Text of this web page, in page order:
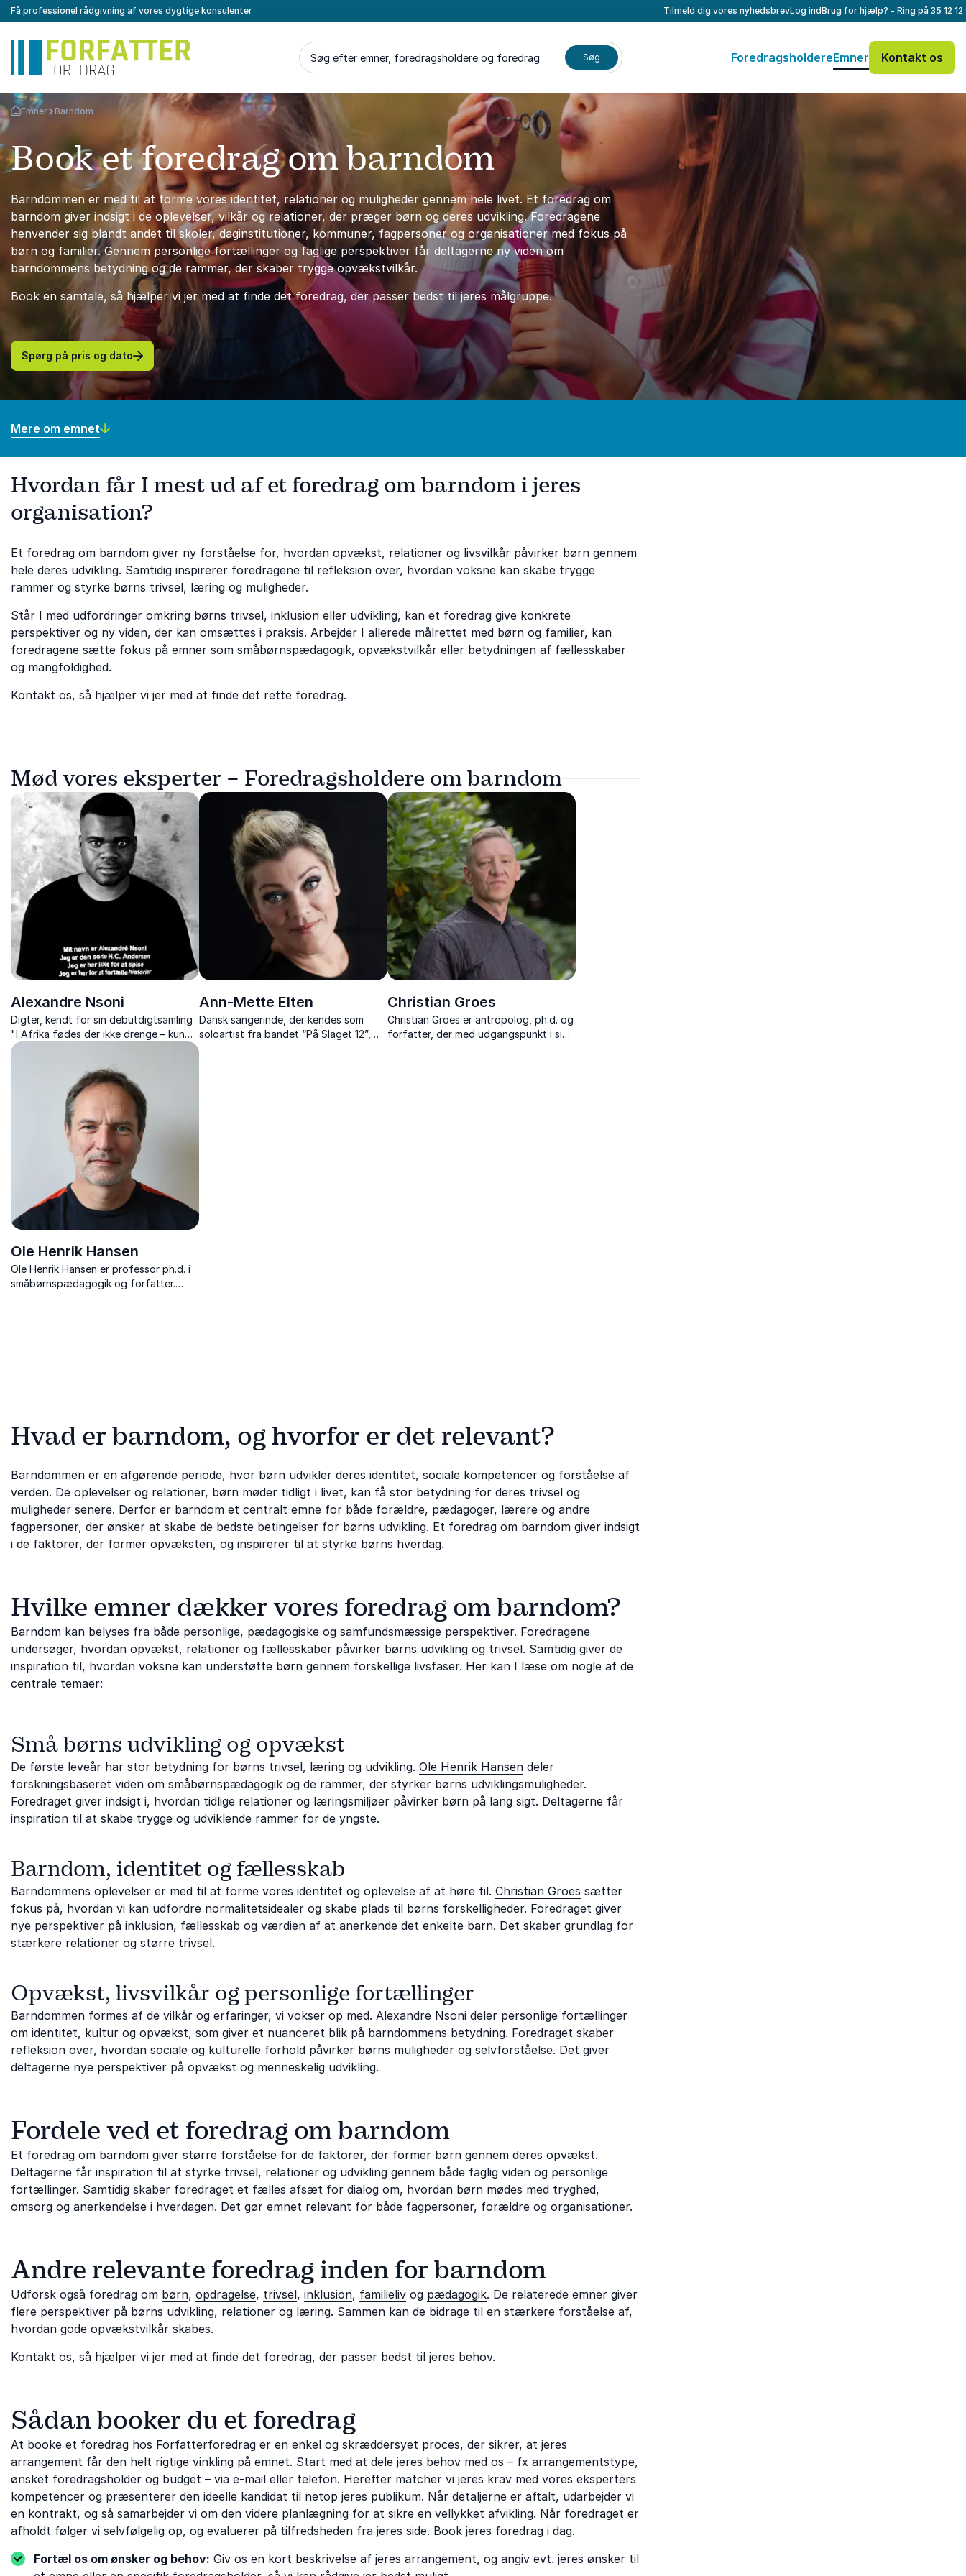
Få professionel rådgivning af vores dygtige konsulenter Tilmeld dig vores nyhedsbrevLog indBrug for hjælp? - Ring på 35 12
Søg efter emner, foredragsholdere og foredrag Søg ForedragsholdereEmner Kontakt os
Tilbage til forsiden
Emner Barndom
Book et foredrag om barndom
Barndommen er med til at forme vores identitet, relationer og muligheder gennem hele livet. Et foredrag om
barndom giver indsigt i de oplevelser, vilkår og relationer, der præger børn og deres udvikling. Foredragene
henvender sig blandt andet til skoler, daginstitutioner, kommuner, fagpersoner og organisationer med fokus på
børn og familier. Gennem personlige fortællinger og faglige perspektiver får deltagerne ny viden om
barndommens betydning og de rammer, der skaber trygge opvækstvilkår.
Book en samtale, så hjælper vi jer med at finde det foredrag, der passer bedst til jeres målgruppe.
Spørg på pris og dato
Dit navn
Dit telefonnummer
Firma / Organisation
Spørgsmål eller kommentar
Mere om emnet
Hvordan får I mest ud af et foredrag om barndom i jeres
organisation?
Et foredrag om barndom giver ny forståelse for, hvordan opvækst, relationer og livsvilkår påvirker børn gennem
hele deres udvikling. Samtidig inspirerer foredragene til refleksion over, hvordan voksne kan skabe trygge
rammer og styrke børns trivsel, læring og muligheder.
Står I med udfordringer omkring børns trivsel, inklusion eller udvikling, kan et foredrag give konkrete
perspektiver og ny viden, der kan omsættes i praksis. Arbejder I allerede målrettet med børn og familier, kan
foredragene sætte fokus på emner som småbørnspædagogik, opvækstvilkår eller betydningen af fællesskaber
og mangfoldighed.
Kontakt os, så hjælper vi jer med at finde det rette foredrag.
Mød vores eksperter – Foredragsholdere om barndom
Alexandre Nsoni
Digter, kendt for sin debutdigtsamling
"I Afrika fødes der ikke drenge – kun
mænd"
Ann-Mette Elten
Dansk sangerinde, der kendes som
soloartist fra bandet “På Slaget 12”,
som står bag hittet ”Hjem til Århus”.
Christian Groes
Christian Groes er antropolog, ph.d. og
forfatter, der med udgangspunkt i sin
Ole Henrik Hansen
Ole Henrik Hansen er professor ph.d. i
småbørnspædagogik og forfatter.
Hvad er barndom, og hvorfor er det relevant?
Barndommen er en afgørende periode, hvor børn udvikler deres identitet, sociale kompetencer og forståelse af
verden. De oplevelser og relationer, børn møder tidligt i livet, kan få stor betydning for deres trivsel og
muligheder senere. Derfor er barndom et centralt emne for både forældre, pædagoger, lærere og andre
fagpersoner, der ønsker at skabe de bedste betingelser for børns udvikling. Et foredrag om barndom giver indsigt
i de faktorer, der former opvæksten, og inspirerer til at styrke børns hverdag.
Hvilke emner dækker vores foredrag om barndom?
Barndom kan belyses fra både personlige, pædagogiske og samfundsmæssige perspektiver. Foredragene
undersøger, hvordan opvækst, relationer og fællesskaber påvirker børns udvikling og trivsel. Samtidig giver de
inspiration til, hvordan voksne kan understøtte børn gennem forskellige livsfaser. Her kan I læse om nogle af de
centrale temaer:
Små børns udvikling og opvækst
De første leveår har stor betydning for børns trivsel, læring og udvikling. Ole Henrik Hansen deler
forskningsbaseret viden om småbørnspædagogik og de rammer, der styrker børns udviklingsmuligheder.
Foredraget giver indsigt i, hvordan tidlige relationer og læringsmiljøer påvirker børn på lang sigt. Deltagerne får
inspiration til at skabe trygge og udviklende rammer for de yngste.
Barndom, identitet og fællesskab
Barndommens oplevelser er med til at forme vores identitet og oplevelse af at høre til. Christian Groes sætter
fokus på, hvordan vi kan udfordre normalitetsidealer og skabe plads til børns forskelligheder. Foredraget giver
nye perspektiver på inklusion, fællesskab og værdien af at anerkende det enkelte barn. Det skaber grundlag for
stærkere relationer og større trivsel.
Opvækst, livsvilkår og personlige fortællinger
Barndommen formes af de vilkår og erfaringer, vi vokser op med. Alexandre Nsoni deler personlige fortællinger
om identitet, kultur og opvækst, som giver et nuanceret blik på barndommens betydning. Foredraget skaber
refleksion over, hvordan sociale og kulturelle forhold påvirker børns muligheder og selvforståelse. Det giver
deltagerne nye perspektiver på opvækst og menneskelig udvikling.
Fordele ved et foredrag om barndom
Et foredrag om barndom giver større forståelse for de faktorer, der former børn gennem deres opvækst.
Deltagerne får inspiration til at styrke trivsel, relationer og udvikling gennem både faglig viden og personlige
fortællinger. Samtidig skaber foredraget et fælles afsæt for dialog om, hvordan børn mødes med tryghed,
omsorg og anerkendelse i hverdagen. Det gør emnet relevant for både fagpersoner, forældre og organisationer.
Andre relevante foredrag inden for barndom
Udforsk også foredrag om børn, opdragelse, trivsel, inklusion, familieliv og pædagogik. De relaterede emner giver
flere perspektiver på børns udvikling, relationer og læring. Sammen kan de bidrage til en stærkere forståelse af,
hvordan gode opvækstvilkår skabes.
Kontakt os, så hjælper vi jer med at finde det foredrag, der passer bedst til jeres behov.
Sådan booker du et foredrag
At booke et foredrag hos Forfatterforedrag er en enkel og skræddersyet proces, der sikrer, at jeres
arrangement får den helt rigtige vinkling på emnet. Start med at dele jeres behov med os – fx arrangementstype,
ønsket foredragsholder og budget – via e-mail eller telefon. Herefter matcher vi jeres krav med vores eksperters
kompetencer og præsenterer den ideelle kandidat til netop jeres publikum. Når detaljerne er aftalt, udarbejder vi
en kontrakt, og så samarbejder vi om den videre planlægning for at sikre en vellykket afvikling. Når foredraget er
afholdt følger vi selvfølgelig op, og evaluerer på tilfredsheden fra jeres side. Book jeres foredrag i dag.
Fortæl os om ønsker og behov: Giv os en kort beskrivelse af jeres arrangement, og angiv evt. jeres ønsker til